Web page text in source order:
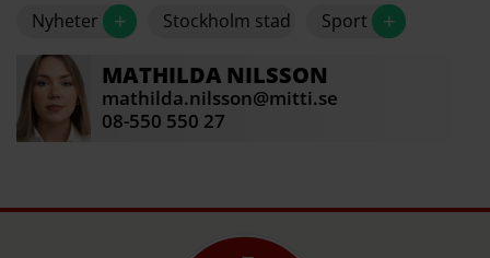
Nyheter + Stockholm stad Sport +
MATHILDA NILSSON
mathilda.nilsson@mitti.se
08-550 550 27